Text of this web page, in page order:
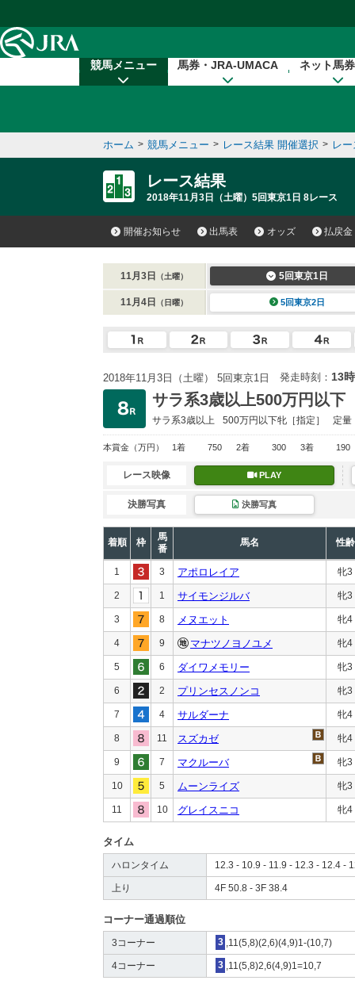
競馬メニュー 馬券・JRA-UMACA ネット馬
ホーム > 競馬メニュー > レース結果 開催選択 > レ
レース結果
2018年11月3日（土曜）5回東京1日 8レース
開催お知らせ 出馬表 オッズ 払戻金
11月3日 （土曜） 5回東京1日
11月4日 （日曜） 5回東京2日
2018年11月3日（土曜） 5回東京1日 発走時刻： 13
サラ系3歳以上500万円以下
サラ系3歳以上 500万円以下牝［指定］ 定量
本賞金 （万円） 1着 750 2着 300 3着 190
レース映像 PLAY
決勝写真 決勝写真
着順 枠
馬
番
馬名 性齢
1 3 アポロレイア 牝3
2 1 サイモンジルバ 牝3
3 8 メヌエット 牝4
4 9 マナツノヨノユメ 牝4
5 6 ダイワメモリー 牝3
6 2 プリンセスノンコ 牝3
7 4 サルダーナ 牝4
8 11 スズカゼ 牝4
9 7 マクルーバ 牝3
10 5 ムーンライズ 牝3
11 10 グレイスニコ 牝4
タイム
ハロンタイム 12.3 - 10.9 - 11.9 - 12.3 - 12.4 -
上り 4F 50.8 - 3F 38.4
コーナー通過順位
3コーナー 3 ,11(5,8)(2,6)(4,9)1-(10,7)
4コーナー 3 ,11(5,8)2,6(4,9)1=10,7